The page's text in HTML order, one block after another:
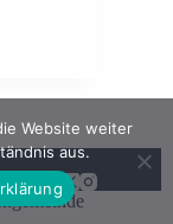
Website weiter
aus.